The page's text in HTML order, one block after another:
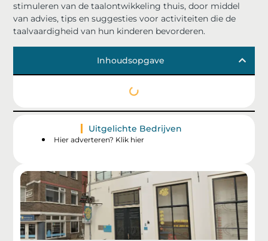
stimuleren van de taalontwikkeling thuis, door middel
van advies, tips en suggesties voor activiteiten die de
taalvaardigheid van hun kinderen bevorderen.
Inhoudsopgave
Uitgelichte Bedrijven
Hier adverteren? Klik hier